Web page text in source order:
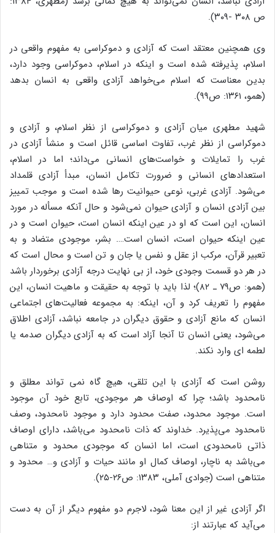
ص ۳۰۸ -۳۰۹).
وی همچنین معتقد است که آزادی و دموکراسی به مفهوم واقعی در
اسلام، پذیرفته شده است و اینکه در اسلام، دموکراسی وجود دارد،
بدین معناست که اسلام می‌خواهد آزادی واقعی به انسان بدهد
(همو، ۱۳۶۱: ص۹۹).
شهید مطهری میان آزادی و دموکراسی از نظر اسلام، و آزادی و
دموکراسی از نظر غرب، تفاوت اساسی قائل است و منشأ آزادی در
غرب را تمایلات و خواست‌های انسانی می‌داند؛ اما در اسلام،
استعداد‌های انسانی و ضرورت تکامل انسان، مبدأ آزادی قلمداد
می‌شود. آزادی غربی، نوعی حیوانیت رها شده است و موجب تمییز
بین آزادی انسان و آزادی حیوان نمی‌شود و حال آنکه مسأله در مورد
انسان، این است که او در عین اینکه انسان است، حیوان است و در
عین اینکه حیوان است، انسان است…. بشر، موجودی متضاد و به
تعبیر قرآن، مرکب از عقل و نفس یا جان و تن است و محال است که
در هر دو قسمت وجودی خود، از بی نهایت درجه آزادی برخوردار باشد
(همو: ص۷۹ ـ ۸۲)؛ لذا باید با توجه به حقیقت و ماهیت انسان، این
مفهوم را تعریف کرد و آن، اینکه: به مجموعه فعالیت‌های اجتماعی
انسان که مانع آزادی و حقوق دیگران در جامعه نباشد، آزادی اطلاق
می‌شود، یعنی انسان تا آنجا آزاد است که به آزادی دیگران صدمه یا
لطمه ای وارد نکند.
روشن است که آزادی با این تلقی، هیچ گاه نمی تواند مطلق و
نامحدود باشد؛ چرا که اوصاف هر موجودی، تابع خود آن موجود
است. موجود محدود، صفت محدود دارد و موجود نامحدود، وصف
نامحدود می‌پذیرد. خداوند که ذات نامحدود می‌باشد، دارای اوصاف
ذاتی نامحدودی است، اما انسان که موجودی محدود و متناهی
می‌باشد به ناچار، اوصاف کمال او مانند حیات و آزادی و… محدود و
متناهی است (جوادی آملی، ۱۳۸۳: ص۲۶-۲۵).
اگر آزادی غیر از این معنا شود، لاجرم دو مفهوم دیگر از آن به دست
می‌آید که عبارتند از: